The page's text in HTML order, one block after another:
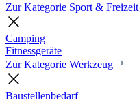
Zur Kategorie Sport & Freizeit
Camping
Fitnessgeräte
Zur Kategorie Werkzeug
Baustellenbedarf